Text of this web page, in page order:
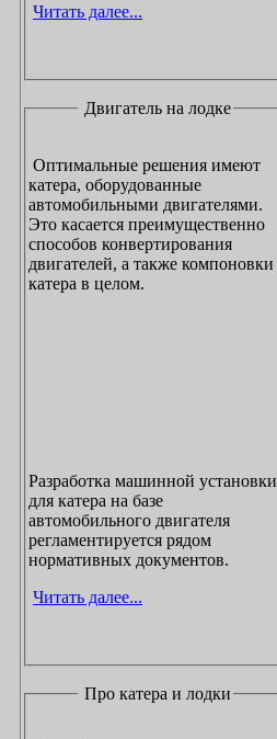
Читать далее...
Двигатель на лодке
Оптимальные решения имеют
катера, оборудованные
автомобильными двигателями.
Это касается преимущественно
способов конвертирования
двигателей, а также компоновки
катера в целом.
Разработка машинной установки
для катера на базе
автомобильного двигателя
регламентируется рядом
нормативных документов.
Читать далее...
Про катера и лодки